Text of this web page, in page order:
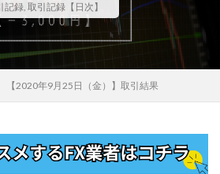
記録, 取引記録【日次】
【2020年9月25日（金）】取引結果